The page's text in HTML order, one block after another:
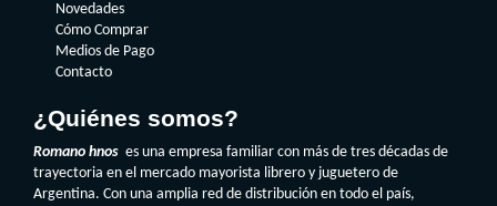
Novedades
Cómo Comprar
Medios de Pago
Contacto
¿Quiénes somos?
Romano hnos es una empresa familiar con más de tres décadas de
trayectoria en el mercado mayorista librero y juguetero de
Argentina. Con una amplia red de distribución en todo el país,